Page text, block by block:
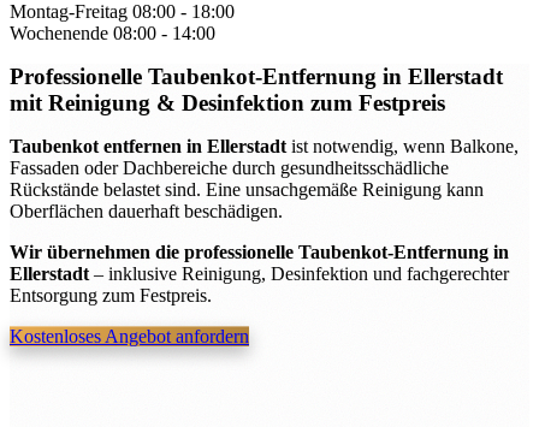
Montag-Freitag 08:00 - 18:00
Wochenende 08:00 - 14:00
Professionelle Taubenkot-Entfernung in Ellerstadt
mit Reinigung & Desinfektion zum Festpreis
Taubenkot entfernen in Ellerstadt ist notwendig, wenn Balkone,
Fassaden oder Dachbereiche durch gesundheitsschädliche
Rückstände belastet sind. Eine unsachgemäße Reinigung kann
Oberflächen dauerhaft beschädigen.
Wir übernehmen die professionelle Taubenkot-Entfernung in
Ellerstadt – inklusive Reinigung, Desinfektion und fachgerechter
Entsorgung zum Festpreis.
Kostenloses Angebot anfordern